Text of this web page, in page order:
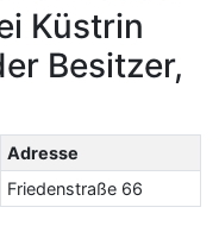
Küstrin
Besitzer,
Adresse
Friedenstraße 66